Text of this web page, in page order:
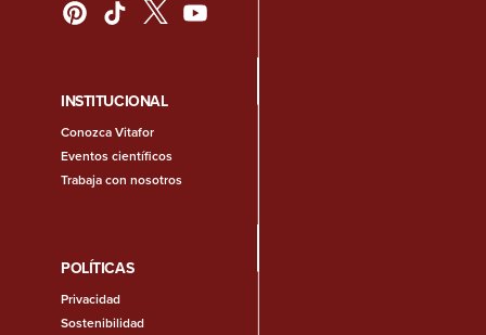
INSTITUCIONAL
Conozca Vitafor
Eventos científicos
Trabaja con nosotros
POLÍTICAS
Privacidad
Sostenibilidad